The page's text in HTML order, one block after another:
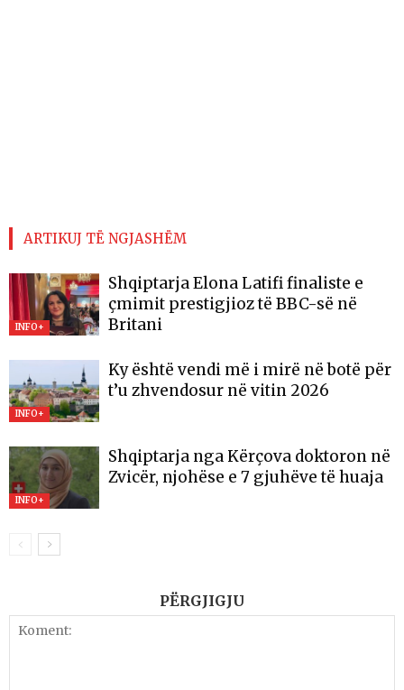
ARTIKUJ TË NGJASHËM
INFO+
Shqiptarja Elona Latifi finaliste e
çmimit prestigjioz të BBC-së në
Britani
INFO+
Ky është vendi më i mirë në botë për
t’u zhvendosur në vitin 2026
INFO+
Shqiptarja nga Kërçova doktoron në
Zvicër, njohëse e 7 gjuhëve të huaja
PËRGJIGJU